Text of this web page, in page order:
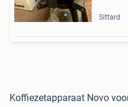
Sittard
Koffiezetapparaat Novo